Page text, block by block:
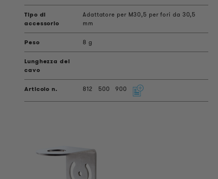
Adattatore per M30,5 per fori da 30,5
mm
8 g
812 500 900